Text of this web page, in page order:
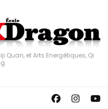
Quan, et Arts Energétiques, Qi